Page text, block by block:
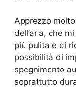
Apprezzo
dell’aria, che
più pulita e di
possibilità di
spegnimento
soprattutto